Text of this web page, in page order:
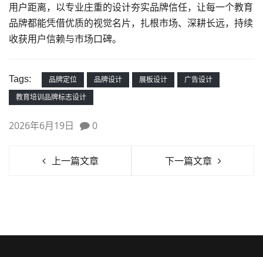
用户距离，以专业庄重的设计夯实品牌信任，让每一个教育
品牌都能凭借优质的视觉名片，扎根市场、深耕长远，持续
收获用户信赖与市场口碑。
Tags: 品牌定位 品牌设计 展板设计
广告设计
教育培训品牌标志设计
2026年6月19日 0
上一篇文章 下一篇文章